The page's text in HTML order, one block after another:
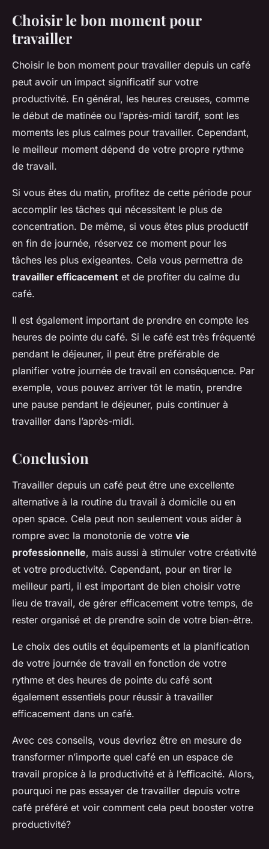
Choisir le bon moment pour
travailler
Choisir le bon moment pour travailler depuis un café
peut avoir un impact significatif sur votre
productivité. En général, les heures creuses, comme
le début de matinée ou l’après-midi tardif, sont les
moments les plus calmes pour travailler. Cependant,
le meilleur moment dépend de votre propre rythme
de travail.
Si vous êtes du matin, profitez de cette période pour
accomplir les tâches qui nécessitent le plus de
concentration. De même, si vous êtes plus productif
en fin de journée, réservez ce moment pour les
tâches les plus exigeantes. Cela vous permettra de
travailler efficacement et de profiter du calme du
café.
Il est également important de prendre en compte les
heures de pointe du café. Si le café est très fréquenté
pendant le déjeuner, il peut être préférable de
planifier votre journée de travail en conséquence. Par
exemple, vous pouvez arriver tôt le matin, prendre
une pause pendant le déjeuner, puis continuer à
travailler dans l’après-midi.
Conclusion
Travailler depuis un café peut être une excellente
alternative à la routine du travail à domicile ou en
open space. Cela peut non seulement vous aider à
rompre avec la monotonie de votre vie
professionnelle, mais aussi à stimuler votre créativité
et votre productivité. Cependant, pour en tirer le
meilleur parti, il est important de bien choisir votre
lieu de travail, de gérer efficacement votre temps, de
rester organisé et de prendre soin de votre bien-être.
Le choix des outils et équipements et la planification
de votre journée de travail en fonction de votre
rythme et des heures de pointe du café sont
également essentiels pour réussir à travailler
efficacement dans un café.
Avec ces conseils, vous devriez être en mesure de
transformer n’importe quel café en un espace de
travail propice à la productivité et à l’efficacité. Alors,
pourquoi ne pas essayer de travailler depuis votre
café préféré et voir comment cela peut booster votre
productivité?